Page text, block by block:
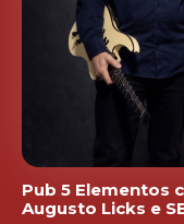
Pub 5 Elementos
Augusto Licks e